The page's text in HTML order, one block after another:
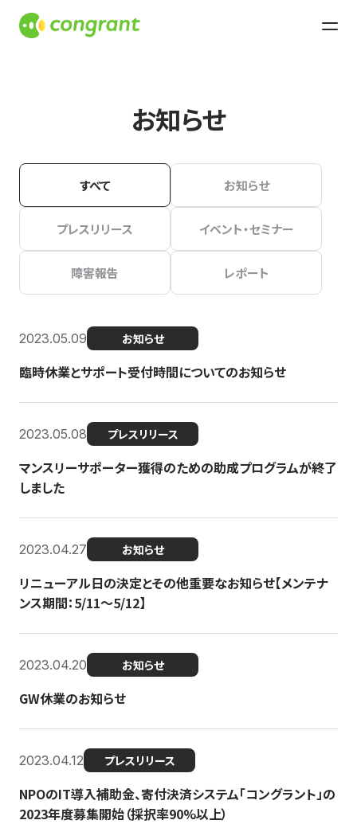
お知らせ
すべて お知らせ
プレスリリース イベント・セミナー
障害報告 レポート
2023.05.09 お知らせ
臨時休業とサポート受付時間についてのお知らせ
2023.05.08 プレスリリース
マンスリーサポーター獲得のための助成プログラムが終了
しました
2023.04.27 お知らせ
リニューアル日の決定とその他重要なお知らせ【メンテナ
ンス期間：5/11～5/12】
2023.04.20 お知らせ
GW休業のお知らせ
2023.04.12 プレスリリース
NPOのIT導入補助金、寄付決済システム「コングラント」の
2023年度募集開始（採択率90%以上）